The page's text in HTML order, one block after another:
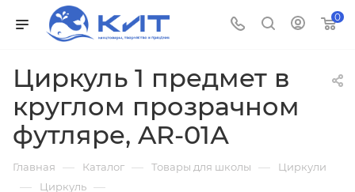
0
Циркуль 1 предмет в
круглом прозрачном
футляре, AR-01А
Главная — Каталог — Товары для школы — Циркули
— Циркуль —